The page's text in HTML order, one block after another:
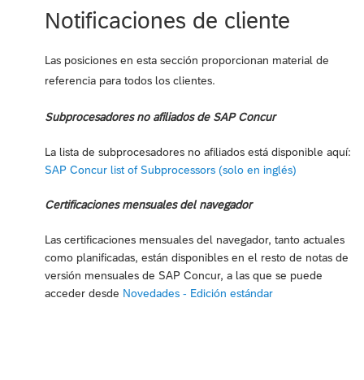
Notificaciones de cliente
Las posiciones en esta sección proporcionan material de
referencia para todos los clientes.
Subprocesadores no afiliados de SAP Concur
La lista de subprocesadores no afiliados está disponible aquí:
SAP Concur list of Subprocessors (solo en inglés)
Certificaciones mensuales del navegador
Las certificaciones mensuales del navegador, tanto actuales
como planificadas, están disponibles en el resto de notas de
versión mensuales de SAP Concur, a las que se puede
acceder desde Novedades - Edición estándar